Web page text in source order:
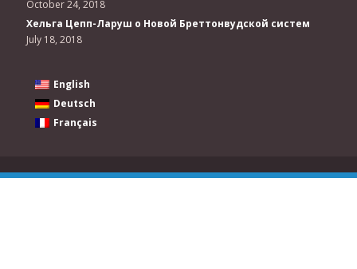
October 24, 2018
Хельга Цепп-Ларуш о Новой Бреттонвудской систем
July 18, 2018
English
Deutsch
Français